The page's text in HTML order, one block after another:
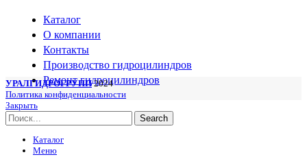
Каталог
О компании
Контакты
Производство гидроцилиндров
Ремонт гидроцилиндров
УРАЛГИДРОГРУПП 2024
Политика конфиденциальности
Закрыть
Search
Каталог
Меню